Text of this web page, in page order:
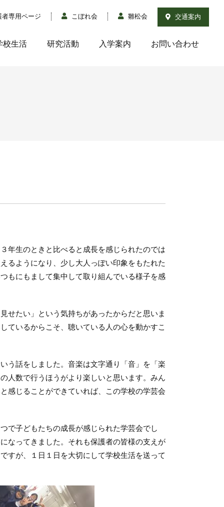
専用ページ こぼれ会 雛松会 交通案内
校生活 研究活動 入学案内 お問い合わせ
生のときと比べると成長を感じられたのでは
るようになり、少し大人っぽい印象をもたれた
もにもまして集中して取り組んでいる様子を感
たい」という気持ちがあったからだと思いま
ているからこそ、聴いている人の心を動かすこ
話をしました。音楽は文字通り「音」を「楽
人数で行うほうがより楽しいと思います。みん
感じることができていれば、この学校の学芸会
子どもたちの成長が感じられた学芸会でし
なってきました。それも保護者の皆様の支えが
すが、１日１日を大切にして学校生活を送って